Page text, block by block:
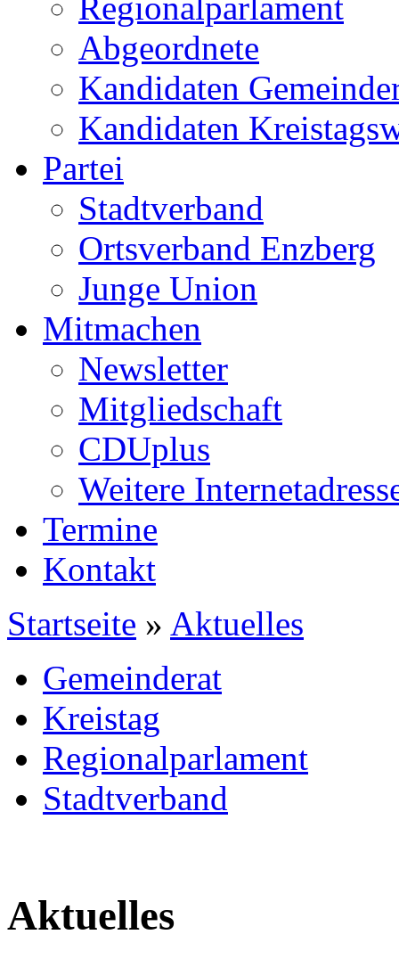
Abgeordnete
Kandidaten
Kandidaten
Partei
Stadtverband
Ortsverband Enzberg
Junge Union
Mitmachen
Newsletter
Mitgliedschaft
CDUplus
Weitere
Termine
Kontakt
Startseite » Aktuelles
Gemeinderat
Kreistag
Regionalparlament
Stadtverband
Aktuelles